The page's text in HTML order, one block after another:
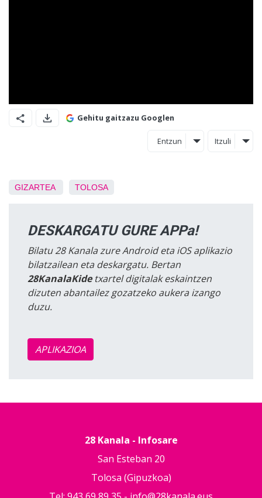
Gehitu gaitzazu Googlen
Entzun Itzuli
GIZARTEA TOLOSA
DESKARGATU GURE APPa!
Bilatu 28 Kanala zure Android eta iOS aplikazio
bilatzailean eta deskargatu. Bertan
28KanalaKidetxartel digitalak eskaintzen
dizuten abantailez gozatzeko aukera izango
duzu.
APLIKAZIOA
28 Kanala - Infosare
San Esteban 20
Tolosa (Gipuzkoa)